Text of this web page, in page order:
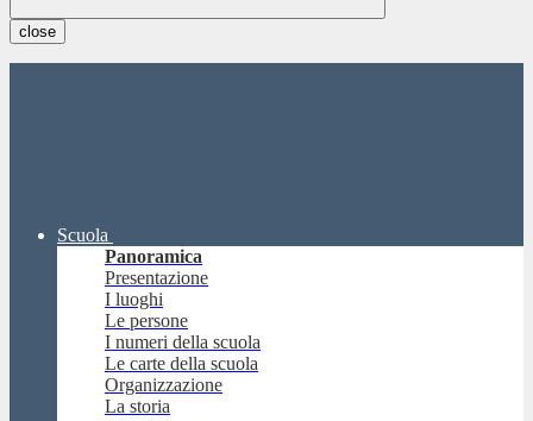
close
Scuola
Panoramica
Presentazione
I luoghi
Le persone
I numeri della scuola
Le carte della scuola
Organizzazione
La storia